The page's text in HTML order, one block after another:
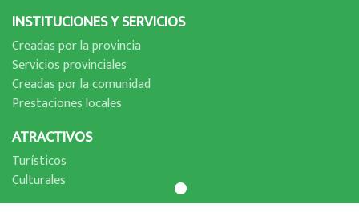
INSTITUCIONES Y SERVICIOS
Creadas por la provincia
Servicios provinciales
Creadas por la comunidad
Prestaciones locales
ATRACTIVOS
Turí­sticos
Culturales